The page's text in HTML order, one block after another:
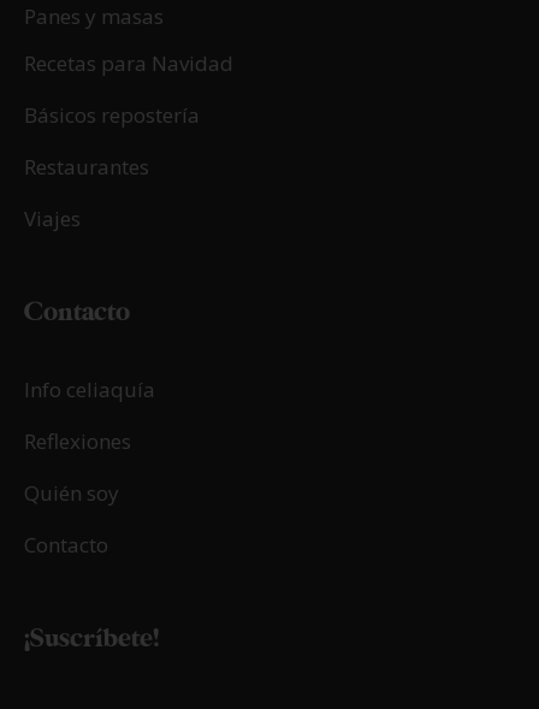
Panes y masas
Recetas para Navidad
Básicos repostería
Restaurantes
Viajes
Contacto
Info celiaquía
Reflexiones
Quién soy
Contacto
¡Suscríbete!